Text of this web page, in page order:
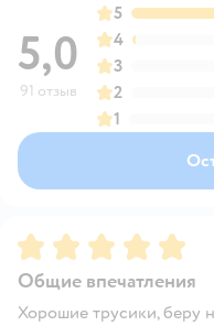
5,0
91 отзыв
5
4
3
2
1
Рейтинг:5
Общие впечатления
Хорошие трусики, беру